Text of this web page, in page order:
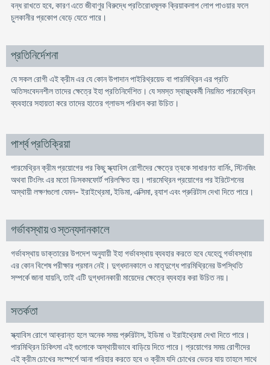
বন্ধ রাখতে হবে, কারণ এতে জীবাণুর বিরুদ্ধে প্রতিরোধমূলক ক্রিয়াকলাপ লোপ পাওয়ার ফলে
চুলকানীর প্রকোপ বেড়ে যেতে পারে।
প্রতিনির্দেশনা
যে সকল রোগী এই ক্রীম এর যে কোন উপাদান পাইরিথ্রয়েড বা পারমিথ্রিন এর প্রতি
অতিসংবেদনশীল তাদের ক্ষেত্রে ইহা প্রতিনির্দেশিত। যে সমস্ত স্বাস্থ্যকর্মী নিয়মিত পারমেথ্রিন
ব্যবহারে সহায়তা করে তাদের হাতের গ্লাভস পরিধান করা উচিত।
পার্শ্ব প্রতিক্রিয়া
পারমেথ্রিন ক্রীম প্রয়োগের পর কিছু স্ক্যাবিস রোগীদের ক্ষেত্রে ত্বকে সাধারণত বার্নিং, স্টিনজিং
অথবা টিংলিং এর মতো ডিসকমফোর্ট পরিলক্ষিত হয়। পারমেথ্রিন প্রয়োগের পর ইরিটেশনের
অস্থায়ী লক্ষণগুলো যেমন- ইরাইথ্রেমা, ইডিমা, এক্সিমা, র‍্যাশ এবং প্রুরিটাস দেখা দিতে পারে।
গর্ভাবস্থায় ও স্তন্যদানকালে
গর্ভাবস্থায় ডাক্তারের উপদেশ অনুযায়ী ইহা গর্ভাবস্থায় ব্যবহার করতে হবে যেহেতু গর্ভাবস্থায়
এর কোন বিশেষ পরীক্ষার প্রমান নেই। দুগ্ধদানকালে ও মাতৃদুগ্ধে পারমিথ্রিনের উপস্থিতি
সম্পর্কে জানা যায়নি, তাই এটি দুগ্ধদানকারী মায়েদের ক্ষেত্রে ব্যবহার করা উচিত নয়।
সতর্কতা
স্ক্যাবিস রোগে আক্রান্ত হলে অনেক সময় প্রুরিটাস, ইডিমা ও ইরাইথ্রেমা দেখা দিতে পারে।
পারমিথ্রিন চিকিৎসা এই গুলোকে অস্থায়ীভাবে বাড়িয়ে দিতে পারে। প্রয়োগের সময় রোগীদের
এই ক্রীম চোখের সংস্পর্শে আনা পরিহার করতে হবে ও ক্রীম যদি চোখের ভেতর যায় তাহলে সাথে